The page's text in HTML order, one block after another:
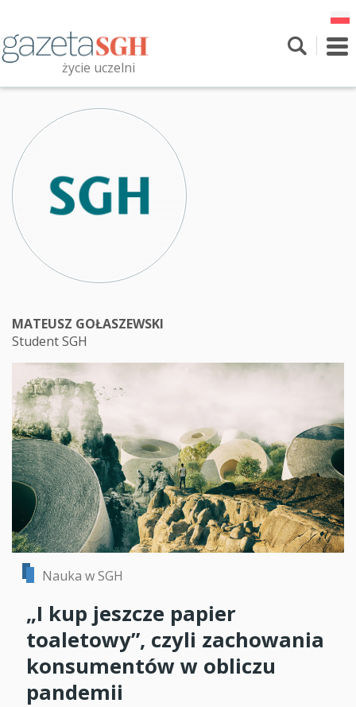
treści
życie uczelni
MATEUSZ GOŁASZEWSKI
Student SGH
Nauka w SGH
„I kup jeszcze papier
toaletowy”, czyli zachowania
konsumentów w obliczu
pandemii